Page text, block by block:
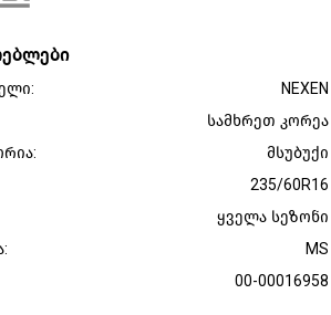
NEXEN
სამხრეთ კორეა
მსუბუქი
235/60R16
ყველა სეზონი
MS
00-00016958